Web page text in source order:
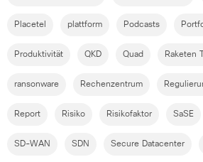
Placetel plattform Podcasts
Produktivität QKD Quad Raketen
ransonware Rechenzentrum
Report Risiko Risikofaktor SaSE
SD-WAN SDN Secure Datacenter